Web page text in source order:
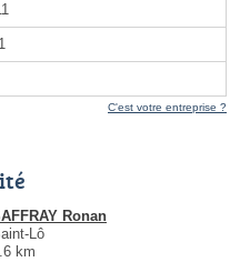
C'est votre entreprise ?
Ronan
Lô
km